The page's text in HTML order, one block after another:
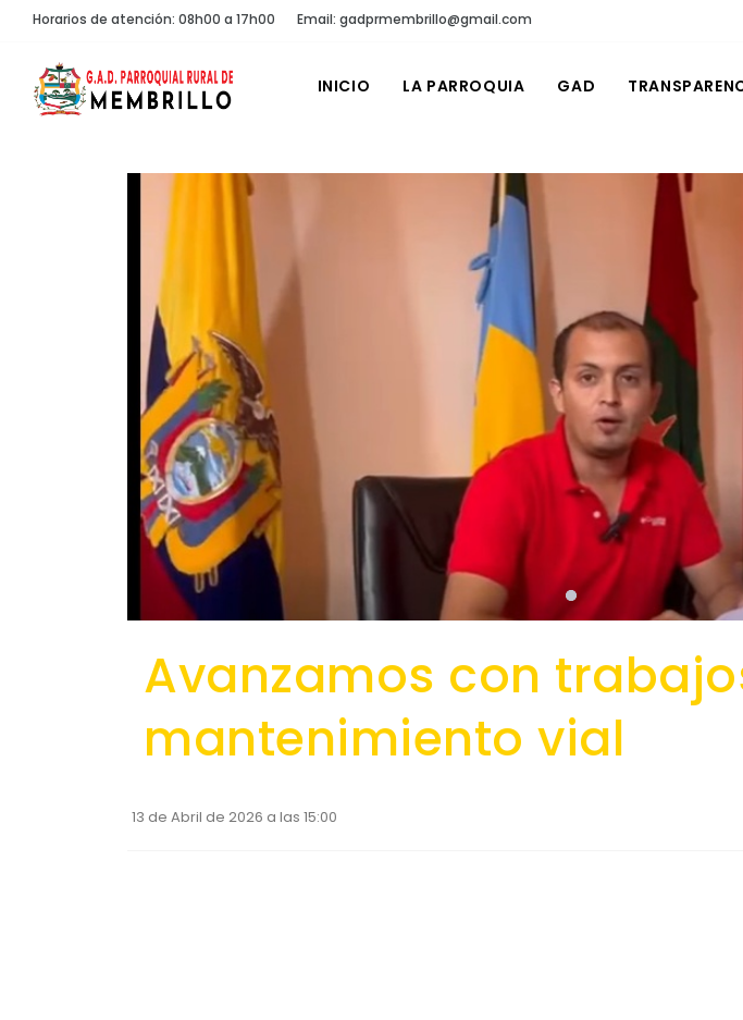
Horarios de atención: 08h00 a 17h00 Email: gadprmembrillo@gmail.com
INICIO LA PARROQUIA GAD
Avanzamos con
mantenimiento vial
13 de Abril de 2026 a las 15:00